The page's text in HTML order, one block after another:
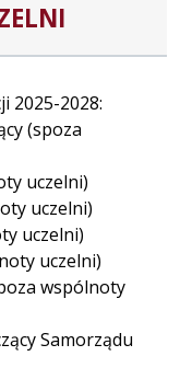
2025-2028:
(spoza
uczelni)
uczelni)
uczelni)
uczelni)
wspólnoty
Samorządu